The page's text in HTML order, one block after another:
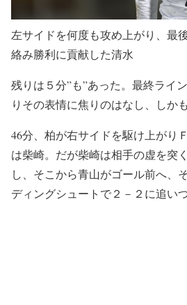
左サイドを何度も攻め上がり、最
絡み勝利に貢献した清水
残りは５分”も”あった。最終ライ
りその表情に焦りのはなし、しかも
46分、柏が右サイドを駆け上がり
は柴崎。だが柴崎は相手の虚を突
し、そこから青山がゴール前へ、
ディングシュートで２－２に追いつ